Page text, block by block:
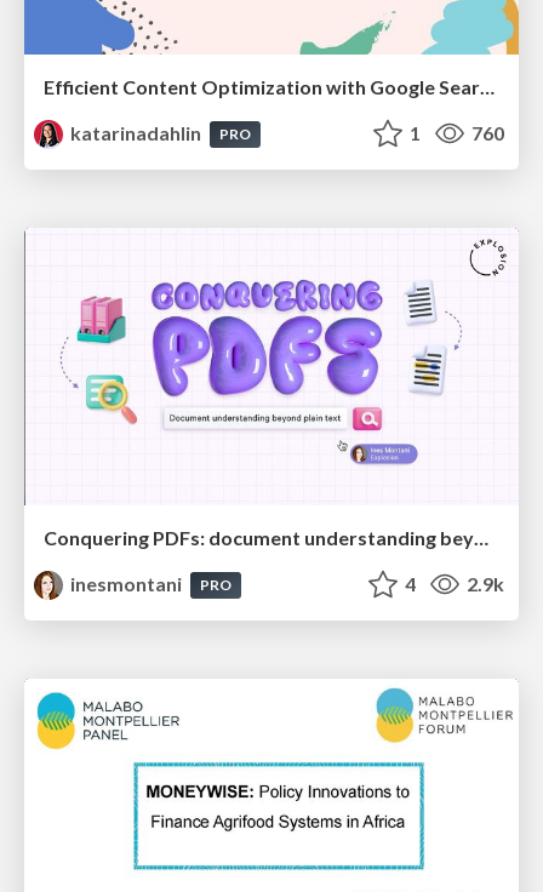
Efficient Content Optimization with Google Search Console & Apps Script
katarinadahlin
PRO 1 760
Conquering PDFs: document understanding beyond plain text
inesmontani
PRO 4 2.9k